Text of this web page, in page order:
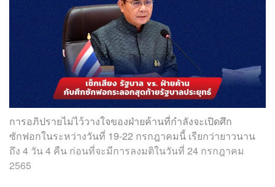
การอภิปรายไม่ไว้วางใจของฝ่ายค้านที่กำลังจะเปิดศึก
ซักฟอกในระหว่างวันที่ 19-22 กรกฎาคมนี้ เรียกว่ายาวนาน
ถึง 4 วัน 4 คืน ก่อนที่จะมีการลงมติในวันที่ 24 กรกฎาคม
2565